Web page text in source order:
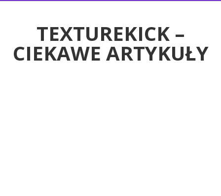
TEXTUREKICK –
CIEKAWE ARTYKUŁY